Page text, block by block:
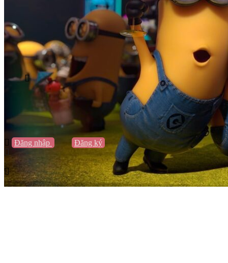
Đà Lạt
Cần Thơ
Quy Nhơn
Thừa Thiên Huế
Khác…
Blog
Sách / Truyện
Lifestyle
Giải trí
Thương hiệu
Đăng nhập
Đăng ký
Tạo thương hiệu